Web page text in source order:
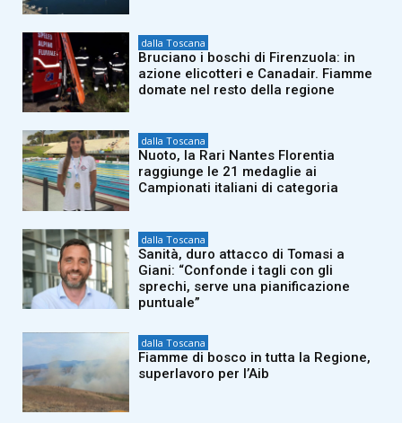
dalla Toscana
Bruciano i boschi di Firenzuola: in
azione elicotteri e Canadair. Fiamme
domate nel resto della regione
dalla Toscana
Nuoto, la Rari Nantes Florentia
raggiunge le 21 medaglie ai
Campionati italiani di categoria
dalla Toscana
Sanità, duro attacco di Tomasi a
Giani: “Confonde i tagli con gli
sprechi, serve una pianificazione
puntuale”
dalla Toscana
Fiamme di bosco in tutta la Regione,
superlavoro per l’Aib